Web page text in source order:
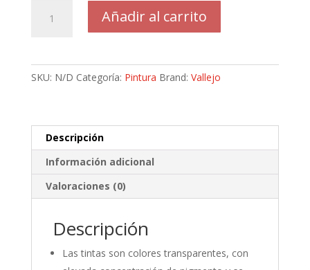
Game
cantidad
Añadir al carrito
SKU: N/D Categoría: Pintura Brand: Vallejo
Descripción
Información adicional
Valoraciones (0)
Descripción
Las tintas son colores transparentes, con